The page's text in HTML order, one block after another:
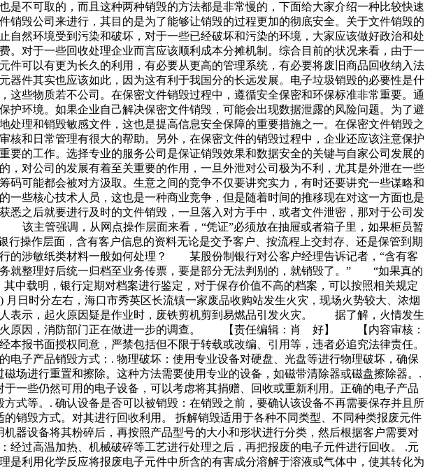
不可取的，而且这种两种销毁的方法都是非常慢的，下面给大家介绍一种比较快速
毁公司来进行，其目的是为了能够让销毁的过程更加的彻底安全。关于文件销毁的
然环境受到污染和破坏，对于一些已经破坏和污染的环境，大家应该做好政治和处
对于一些回收处理企业而言应该顺利成本分摊机制。综合目前的状况来看，由于一
可以有更为长久的利用，有必要从更高的管理系统，有必要将废旧商品回收纳入法
件其实也应该如此，因为这有利于我国分的长远发展。电子垃圾销毁的必要性是什
些物质若不公司。在保密文件销毁过程中，遵循安全保密和环保标准非常重要。通
环境。如果企业自己解决保密文件销毁，可能会出现数据泄露的风险问题。为了避
理和销毁敏感文件，这也是提高信息安全保障的重要措施之一。在保密文件销毁之
和日常管理有很大的帮助。另外，在保密文件的销毁过程中，企业还应该注意保护
的工作。选择专业的服务公司是保证销毁效果和数据安全的关键与自家公司发展的
对公司的发展有着至关重要的作用，一旦外泄对公司极为不利，尤其是外泄在一些
可能都会被对方汲取。生意之间的竞争不仅要讲究实力，有时还要讲究一些谋略和
些核心技术人员，这也是一种商业竞争，但是随着时间的推移现在对这一方面也是
之后就要进行及时的文件销毁，一旦落入对方手中，或者文件泄密，那对于公司发
该主管强调，从网点操作层面来看，“凭证”必须放在抽屉或者箱子里，如果柜员暂
操作层面，含有客户信息的资料无论是交予客户、按流程上交封存、还是保管到期
敏纸类材料一般如何处理？ 某股份制银行对公客户经理告诉记者，“含有客
就整理好后统一归档至业务传票，要是部分无法判别的，就销毁了。” “如果真的
载明，银行定期对档案进行鉴定，对于保存价值不高的档案，可以按照相关规定
时分左右，海口市秀英区长流镇一家废品收购站发生火灾，现场火势较大、浓烟
示，起火原因疑是作业时，废铁剪机剪到易燃品引发火灾。 据了解，火情发生
火原因，消防部门正在做进一步的调查。 【责任编辑：肖 好】 【内容审核：
书面授权同意，严禁包括但不限于转载或改编、引用等，违者必追究法律责任。
子产品销毁方式：. 物理破坏：使用专业设备对硬盘、光盘等进行物理破坏，确保
场进行重置和擦除。这种方法需要使用专业的设备，如磁带清除器或磁盘擦除器。.
一些仍然可用的电子设备，可以考虑将其捐赠、回收或重新利用。正确的电子产品
式等。. 确认设备是否可以被销毁：在销毁之前，要确认该设备不再需要保存并且所
销毁方式。对其进行回收利用。 拆解销毁适用于各种不同类型、不同种类报废元件
器设备将其粉碎后，再按照产品型号的大小和形状进行分类，然后根据客户需要对
过高温加热、机械破碎等工艺进行处理之后，再把报废的电子元件进行回收。 .元
利用化学反应将报废电子元件中所含的有害成分溶解于溶液或气体中，使其转化为